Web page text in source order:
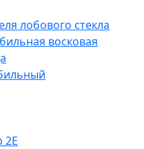
лобового стекла
восковая
2E